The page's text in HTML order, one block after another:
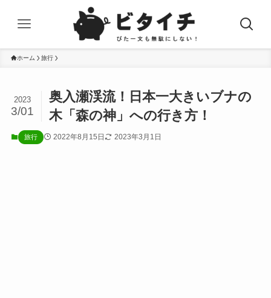
ホーム 旅行
奥入瀬渓流！日本一大きいブナの
木「森の神」への行き方！
2023
3/01
旅行 2022年8月15日 2023年3月1日